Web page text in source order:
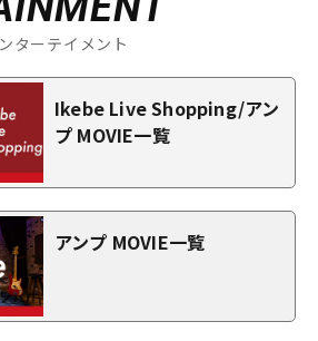
ターテイメント
Ikebe Live Shopping/アン
プ MOVIE一覧
アンプ MOVIE一覧